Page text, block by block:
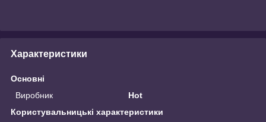
Характеристики
Основні
Виробник
Hot
Користувальницькі характеристики